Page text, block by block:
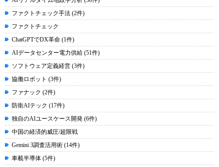
ファクトチェック手法 (2件)
ファクトチェック
ChatGPTでDX革命 (1件)
AIデータセンター電力供給 (51件)
ソフトウェア定義経営 (3件)
協働ロボット (3件)
ファナック (2件)
防衛AIテック (17件)
独自のAIユースケース開発 (6件)
中国の経済的威圧/超限戦
Gemini 3調査活用術 (14件)
車載半導体 (5件)